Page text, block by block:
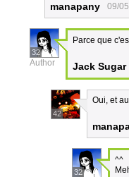
manapany 09/
32
Author
Parce que
Jack Sugar
42
Oui, et
32
^^